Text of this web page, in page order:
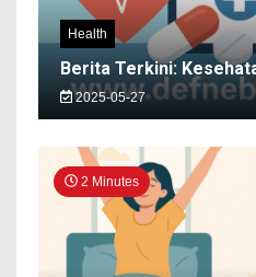
Health
Berita Terkini:
2025-05-27
2 Minutes